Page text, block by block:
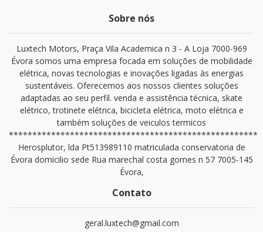
Sobre nós
Luxtech Motors, Praça Vila Academica n 3 - A Loja 7000-969
Évora somos uma empresa focada em soluções de mobilidade
elétrica, novas tecnologias e inovações ligadas às energias
sustentáveis. Oferecemos aos nossos clientes soluções
adaptadas ao seu perfil. venda e assistência técnica, skate
elétrico, trotinete elétrica, bicicleta elétrica, moto elétrica e
também soluções de veiculos termicos
*****************************************************
Herosplutor, lda Pt513989110 matriculada conservatoria de
Évora domicilio sede Rua marechal costa gomes n 57 7005-145
Évora,
Contato
geral.luxtech@gmail.com